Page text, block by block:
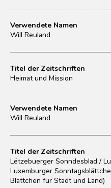
Verwendete Namen
Will Reuland
Titel der Zeitschriften
Heimat und Mission
Verwendete Namen
Will Reuland
Titel der Zeitschriften
Lëtzebuerger Sonndesblad /
Luxemburger
Blättchen für Stadt und Land)